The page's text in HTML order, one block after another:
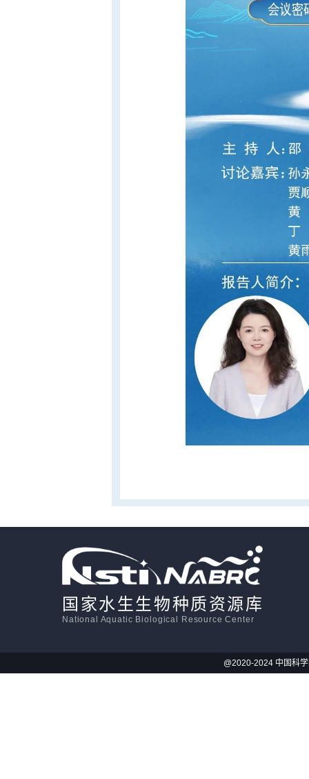
国家水生生物种质资源库
National Aquatic Biological Resource Center
@2020-2024 中国科